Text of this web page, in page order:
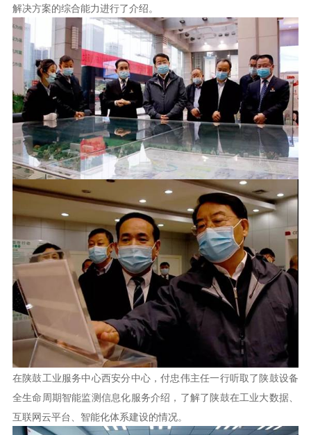
解决方案的综合能力进行了介绍。
在陕鼓工业服务中心西安分中心，付忠伟主任一行听取了陕鼓设备
全生命周期智能监测信息化服务介绍，了解了陕鼓在工业大数据、
互联网云平台、智能化体系建设的情况。